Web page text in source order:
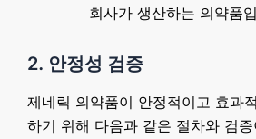
회사가 생산하는 의약품
2. 안정성 검증
제네릭 의약품이 안정적이고 효과
하기 위해 다음과 같은 절차와 검